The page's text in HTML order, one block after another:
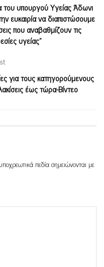
υπουργού Υγείας Άδωνι
ευκαιρία να διαπιστώσουμε
που αναβαθμίζουν τις
υγείας”
για τους κατηγορούμενους
έως τώρα-Βίντεο
πεδία σημειώνονται με